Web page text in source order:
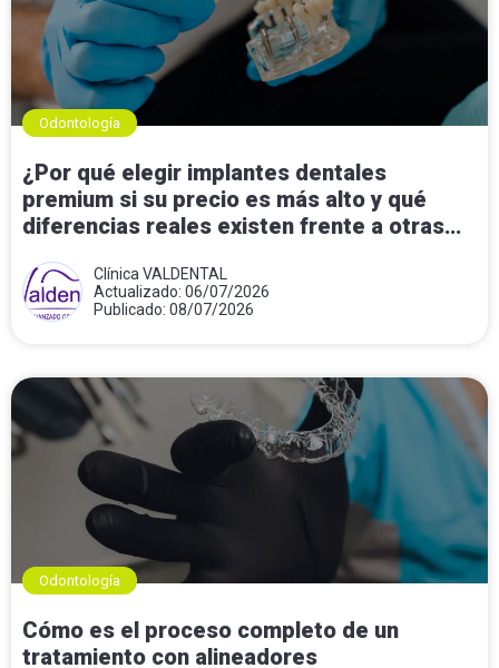
Odontología
¿Por qué elegir implantes dentales
premium si su precio es más alto y qué
diferencias reales existen frente a otras
Clínica VALDENTAL
Actualizado: 06/07/2026
Publicado: 08/07/2026
Odontología
Cómo es el proceso completo de un
tratamiento con alineadores